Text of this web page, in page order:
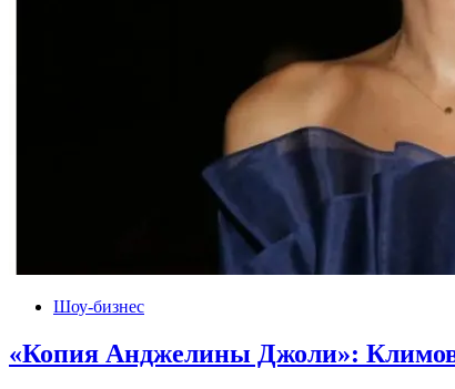
Шоу-бизнес
«Копия Анджелины Джоли»: